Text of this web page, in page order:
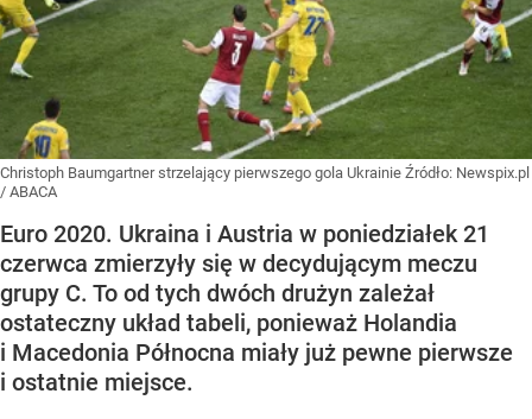
Christoph Baumgartner strzelający pierwszego gola Ukrainie Źródło: Newspix.pl
/ ABACA
Euro 2020. Ukraina i Austria w poniedziałek 21
czerwca zmierzyły się w decydującym meczu
grupy C. To od tych dwóch drużyn zależał
ostateczny układ tabeli, ponieważ Holandia
i Macedonia Północna miały już pewne pierwsze
i ostatnie miejsce.